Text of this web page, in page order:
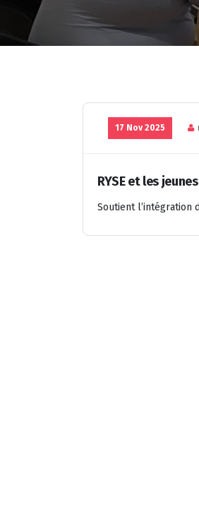
17 Nov 2025
RYSE et les
Soutient l’intégration